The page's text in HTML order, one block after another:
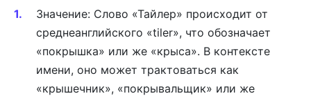
Значение: Слово «Тайлер» происходит от
среднеанглийского «tiler», что обозначает
«покрышка» или же «крыса». В контексте
имени, оно может трактоваться как
«крышечник», «покрывальщик» или же